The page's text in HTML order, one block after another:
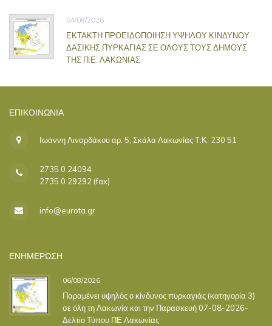
04/08/2026
ΕΚΤΑΚΤΗ ΠΡΟΕΙΔΟΠΟΙΗΣΗ ΥΨΗΛΟΥ ΚΙΝΔΥΝΟΥ
ΔΑΣΙΚΗΣ ΠΥΡΚΑΓΙΑΣ ΣΕ ΟΛΟΥΣ ΤΟΥΣ ΔΗΜΟΥΣ
ΤΗΣ Π.Ε. ΛΑΚΩΝΙΑΣ
ΕΠΙΚΟΙΝΩΝΊΑ
Ιωάννη Λιναρδάκου αρ. 5, Σκάλα Λακωνίας Τ.Κ. 230 51
2735 0 24094
2735 0 29292 (fax)
info@eurota.gr
ΕΝΗΜΕΡΩΣΗ
06/08/2026
Παραμένει υψηλός ο κίνδυνος πυρκαγιάς (κατηγορία 3)
σε όλη τη Λακωνία και την Παρασκευή 07-08-2026-
Δελτίο Τύπου ΠΕ Λακωνίας